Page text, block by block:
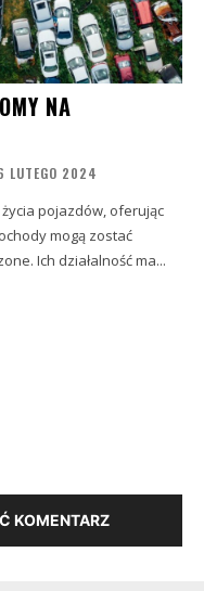
NA
LUTEGO 2024
życia pojazdów, oferując
mogą zostać
Ich działalność ma...
KOMENTARZ